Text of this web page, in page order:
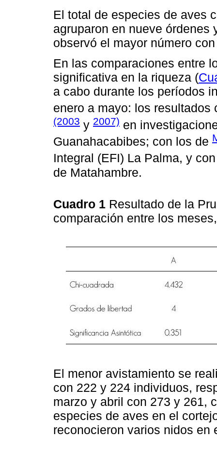
El total de especies de aves
agruparon en nueve órdenes
observó el mayor número
En las comparaciones entre
significativa en la riqueza (
a cabo durante los períodos
enero a mayo: los
(2003 y 2007) en
Guanahacabibes; con los de
Integral (EFI) La Palma, y
de Matahambre.
Cuadro 1 Resultado de la
comparación entre los
El menor avistamiento se
con 222 y 224 individuos,
marzo y abril con 273 y 261,
especies de aves en el
reconocieron varios nidos en